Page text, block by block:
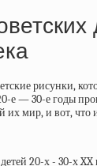
рисунки,
е — 30-е годы
мир, и вот, что